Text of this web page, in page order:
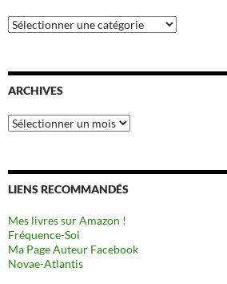
Catégories
ARCHIVES
Archives
LIENS RECOMMANDÉS
Mes livres sur Amazon !
Fréquence-Soi
Ma Page Auteur Facebook
Novae-Atlantis